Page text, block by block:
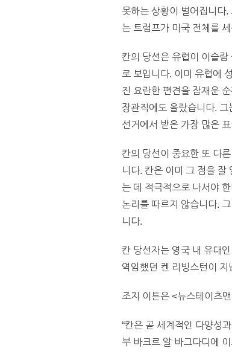
못하는 상황이 벌어집니다.
는 트럼프가 미국 전체를
칸의 당선은 유럽이 이슬
로 보입니다. 이미 유럽에
진 요란한 편견을 잠재운
장관직에도 올랐습니다.
선거에서 받은 가장 많은
칸의 당선이 중요한 또 다
니다. 칸은 이미 그 점을 잘
는 데 적극적으로 나서야
논리를 따르지 않습니다.
니다.
칸 당선자는 영국 내 유대
역임했던 켄 리빙스턴이
조지 이튼은 <뉴스테이츠
“칸은 곧 세계적인 다양성
부 바크르 알 바그다디에